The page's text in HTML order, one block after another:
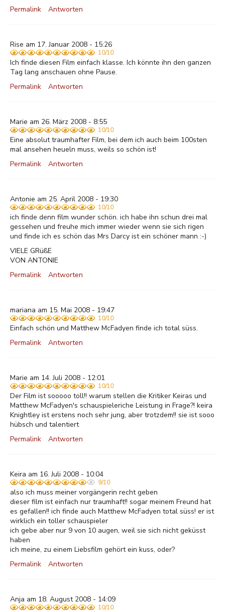
Permalink
Antworten
Rise am 17. Januar 2008 - 15:26
10/10
Ich finde diesen Film einfach klasse. Ich könnte ihn den ganzen
Tag lang anschauen ohne Pause.
Permalink
Antworten
Marie am 26. März 2008 - 8:55
10/10
Eine absolut traumhafter Film, bei dem ich auch beim 100sten
mal ansehen heueln muss, weils so schön ist!
Permalink
Antworten
Antonie am 25. April 2008 - 19:30
10/10
ich finde denn film wunder schön. ich habe ihn schun drei mal
gessehen und freuhe mich immer wieder wenn sie sich rigen
und finde ich es schön das Mrs Darcy ist ein schöner mann :-)
VIELE GRüßE
VON ANTONIE
Permalink
Antworten
mariana am 15. Mai 2008 - 19:47
10/10
Einfach schön und Matthew McFadyen finde ich total süss.
Permalink
Antworten
Marie am 14. Juli 2008 - 12:01
10/10
Der Film ist sooooo toll!! warum stellen die Kritiker Keiras und
Matthew McFadyen's schauspieleriche Leistung in Frage?! keira
Knightley ist erstens noch sehr jung, aber trotzdem!! sie ist sooo
hübsch und talentiert
Permalink
Antworten
Keira am 16. Juli 2008 - 10:04
9/10
also ich muss meiner vorgängerin recht geben
dieser film ist einfach nur traumhaft!! sogar meinem Freund hat
es gefallen!! ich finde auch Matthew McFadyen total süss! er ist
wirklich ein toller schauspieler
ich gebe aber nur 9 von 10 augen, weil sie sich nicht geküsst
haben
ich meine, zu einem Liebsfilm gehört ein kuss, oder?
Permalink
Antworten
Anja am 18. August 2008 - 14:09
10/10